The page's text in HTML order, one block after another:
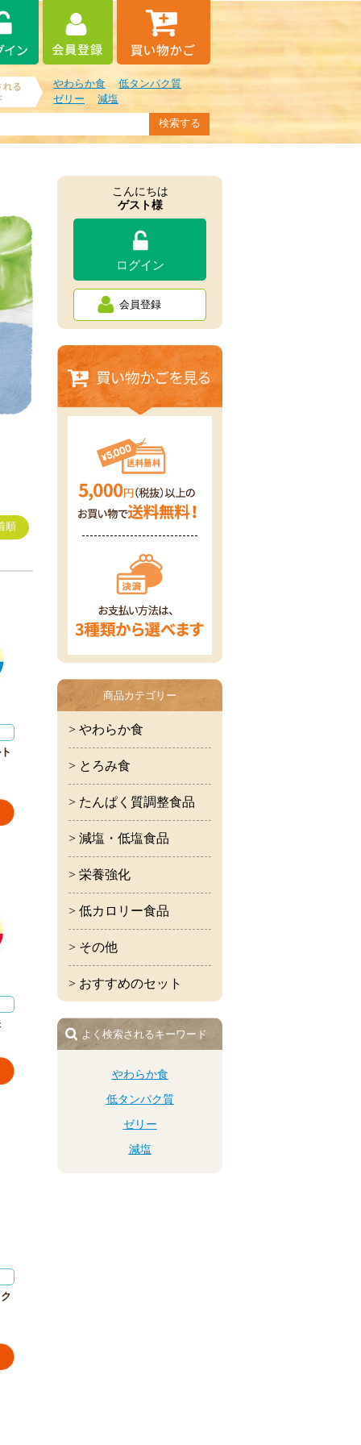
やわらか食
低タンパク質
ゼリー
減塩
順
こんにちは
ゲスト様
ログイン
会員登録
商品カテゴリー
> やわらか食
> とろみ食
> たんぱく質調整食品
> 減塩・低塩食品
> 栄養強化
> 低カロリー食品
> その他
> おすすめのセット
よく検索されるキーワード
やわらか食
低タンパク質
ゼリー
減塩